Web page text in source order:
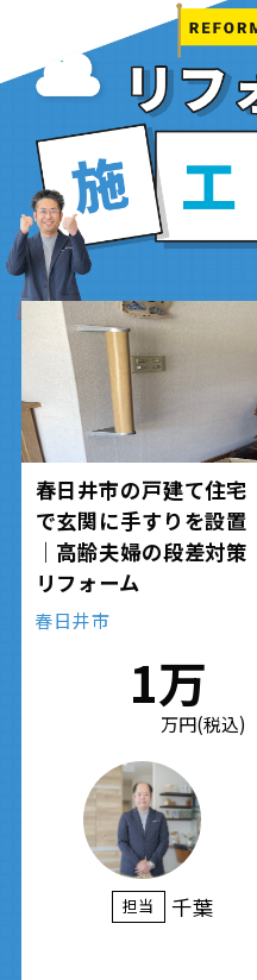
春日井市の戸建て住宅
で玄関に手すりを設置
｜高齢夫婦の段差対策
リフォーム
春日井市
1万
万円(税込)
担当 千葉